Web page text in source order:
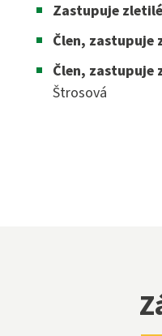
Kosmetické
Masér ve
Nostrifikační
Školné ›
Diplomovaný
Bakaláři
Zastupuje
Člen, zastupuje
Člen, zastupuje
Štrosová